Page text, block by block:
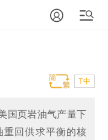
T中
国页岩油气产量下
回供求平衡的核